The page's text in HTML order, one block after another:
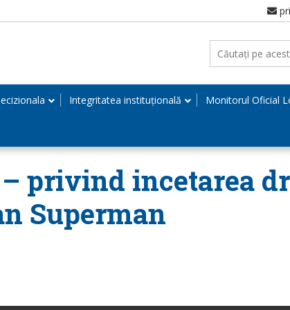
Integritatea instituțională Monitorul Oficial
– privind incetarea
Superman